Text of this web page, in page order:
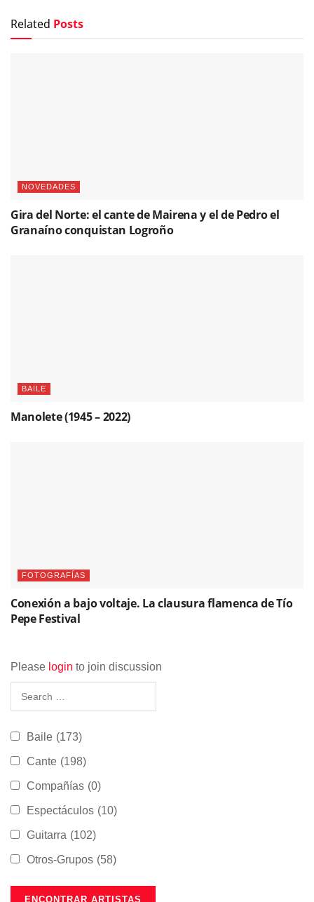
Related Posts
NOVEDADES
Gira del Norte: el cante de Mairena y el de Pedro el
Granaíno conquistan Logroño
BAILE
Manolete (1945 – 2022)
FOTOGRAFÍAS
Conexión a bajo voltaje. La clausura flamenca de Tío
Pepe Festival
Please login to join discussion
Baile (173)
Cante (198)
Compañías (0)
Espectáculos (10)
Guitarra (102)
Otros-Grupos (58)